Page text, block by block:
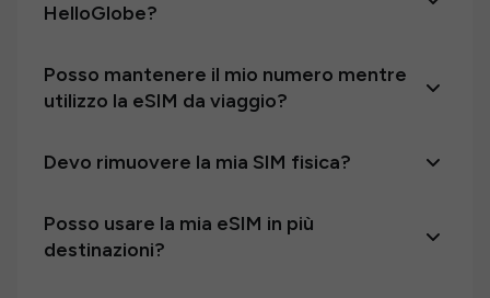
HelloGlobe?
Posso mantenere il mio numero mentre
utilizzo la eSIM da viaggio?
Devo rimuovere la mia SIM fisica?
Posso usare la mia eSIM in più
destinazioni?